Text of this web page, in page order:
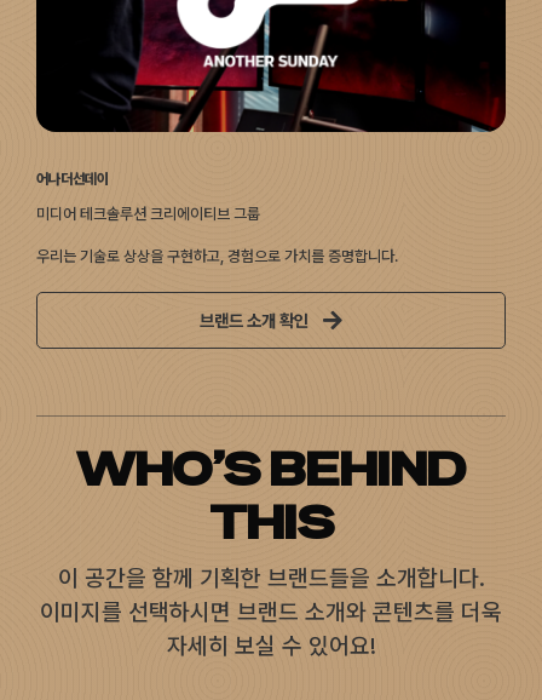
어나더선데이
미디어 테크솔루션 크리에이티브 그룹
우리는 기술로 상상을 구현하고, 경험으로 가치를 증명합니다.
브랜드 소개 확인
WHO’S BEHIND
THIS
이 공간을 함께 기획한 브랜드들을 소개합니다.
이미지를 선택하시면 브랜드 소개와 콘텐츠를 더욱
자세히 보실 수 있어요!